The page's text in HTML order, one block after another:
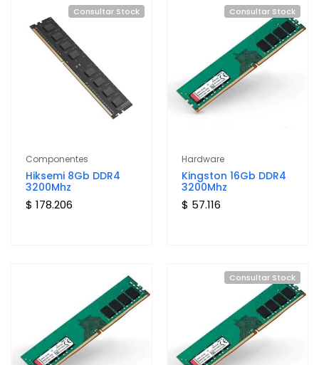
Consultar Stock
Componentes
Hiksemi 8Gb DDR4
3200Mhz
$ 178.206
Consultar Stock
Hardware
Kingston 16Gb DDR4
3200Mhz
$ 57.116
Consultar Stock